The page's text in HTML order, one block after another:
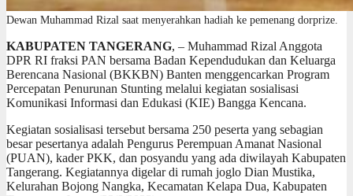
Dewan Muhammad Rizal saat menyerahkan hadiah ke pemenang dorprize.
KABUPATEN TANGERANG, – Muhammad Rizal Anggota
DPR RI fraksi PAN bersama Badan Kependudukan dan Keluarga
Berencana Nasional (BKKBN) Banten menggencarkan Program
Percepatan Penurunan Stunting melalui kegiatan sosialisasi
Komunikasi Informasi dan Edukasi (KIE) Bangga Kencana.
Kegiatan sosialisasi tersebut bersama 250 peserta yang sebagian
besar pesertanya adalah Pengurus Perempuan Amanat Nasional
(PUAN), kader PKK, dan posyandu yang ada diwilayah Kabupaten
Tangerang. Kegiatannya digelar di rumah joglo Dian Mustika,
Kelurahan Bojong Nangka, Kecamatan Kelapa Dua, Kabupaten